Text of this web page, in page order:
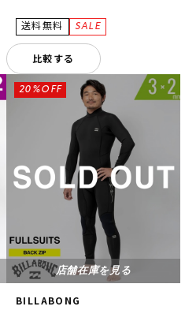
比較する
店舗在庫を見る
BILLABONG
20%OFF